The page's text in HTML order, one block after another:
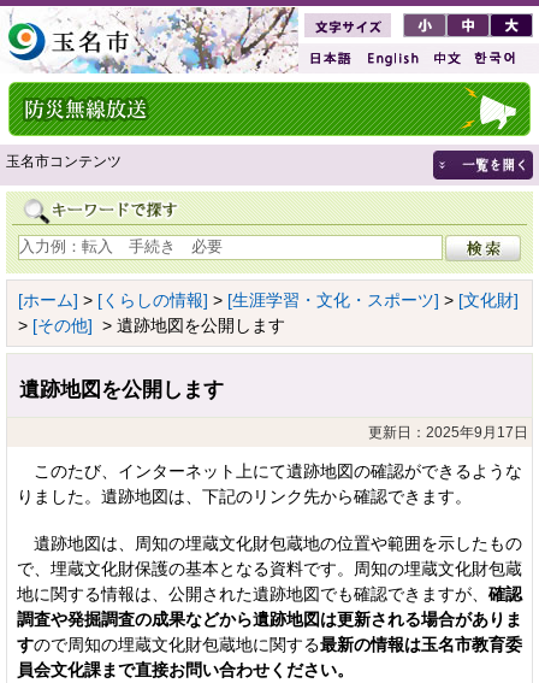
玉名市コンテンツ
[ホーム] > [くらしの情報] > [生涯学習・文化・スポーツ] > [文化財]
> [その他] > 遺跡地図を公開します
遺跡地図を公開します
更新日：2025年9月17日
このたび、インターネット上にて遺跡地図の確認ができるような
りました。遺跡地図は、下記のリンク先から確認できます。
遺跡地図は、周知の埋蔵文化財包蔵地の位置や範囲を示したもの
で、埋蔵文化財保護の基本となる資料です。周知の埋蔵文化財包蔵
地に関する情報は、公開された遺跡地図でも確認できますが、 確認
調査や発掘調査の成果などから遺跡地図は更新される場合がありま
すので周知の埋蔵文化財包蔵地に関する最新の情報は玉名市教育委
員会文化課まで直接お問い合わせください。